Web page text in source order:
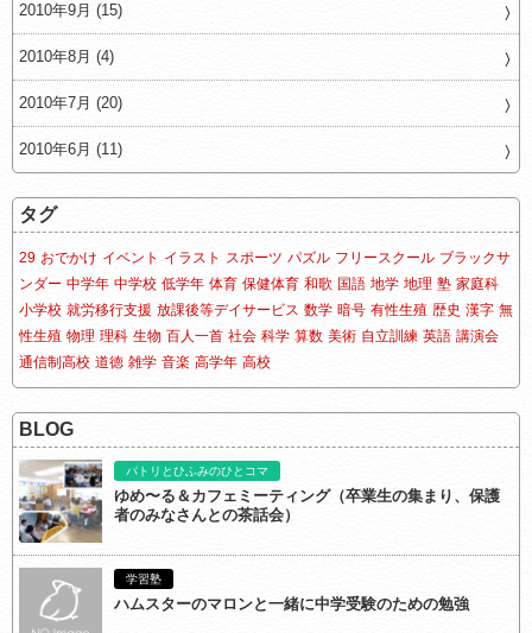
2010年9月 (15)
2010年8月 (4)
2010年7月 (20)
2010年6月 (11)
タグ
29 おでかけ イベント イラスト スポーツ パズル フリースクール ブラックサ
ンダー 中学年 中学校 低学年 体育 保健体育 和歌 国語 地学 地理 塾 家庭科
小学校 就労移行支援 放課後等デイサービス 数学 暗号 有性生殖 歴史 漢字 無
性生殖 物理 理科 生物 百人一首 社会 科学 算数 美術 自立訓練 英語 講演会
通信制高校 道徳 雑学 音楽 高学年 高校
BLOG
パトリとひふみのひとコマ
ゆめ〜る＆カフェミーティング（卒業生の集まり、保護
者のみなさんとの茶話会）
学習塾
ハムスターのマロンと一緒に中学受験のための勉強